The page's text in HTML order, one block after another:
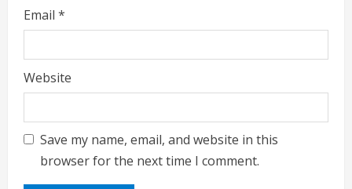
Email *
Website
Save my name, email, and website in this
browser for the next time I comment.